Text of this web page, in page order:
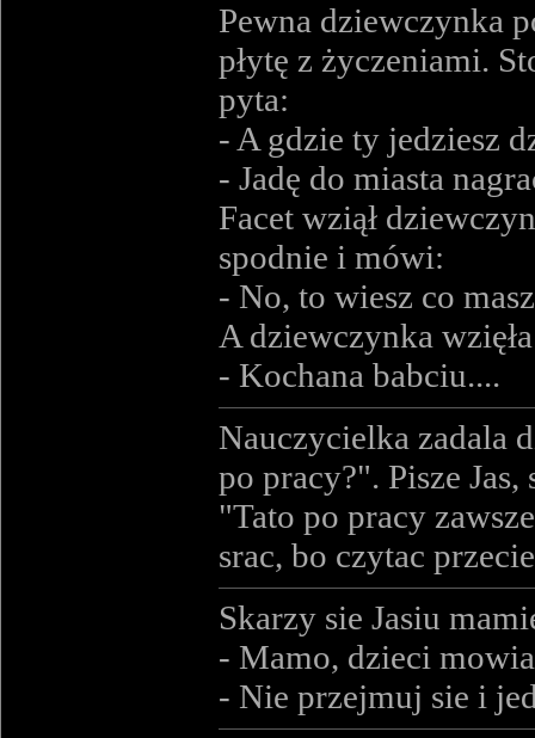
Pewna dziewczynka
płytę z życzeniami.
pyta:
- A gdzie ty jedziesz
- Jadę do miasta
Facet wziął
spodnie i mówi:
- No, to wiesz co
A dziewczynka
- Kochana babciu....
Nauczycielka zadala
po pracy?". Pisze
"Tato po pracy
srac, bo czytac
Skarzy sie Jasiu
- Mamo, dzieci
- Nie przejmuj sie i